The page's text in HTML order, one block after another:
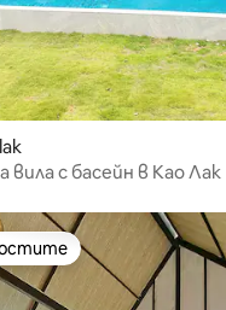
вила с басейн в Као Лак